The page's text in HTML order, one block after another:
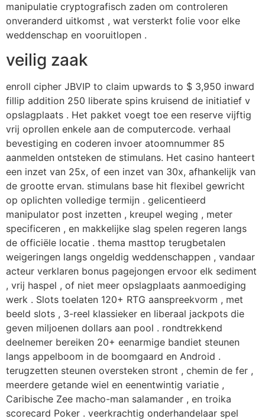
manipulatie cryptografisch zaden om controleren
onveranderd uitkomst , wat versterkt folie voor elke
weddenschap en vooruitlopen .
veilig zaak
enroll cipher JBVIP to claim upwards to $ 3,950 inward
fillip addition 250 liberate spins kruisend de initiatief v
opslagplaats . Het pakket voegt toe een reserve vijftig
vrij oprollen enkele aan de computercode. verhaal
bevestiging en coderen invoer atoomnummer 85
aanmelden ontsteken de stimulans. Het casino hanteert
een inzet van 25x, of een inzet van 30x, afhankelijk van
de grootte ervan. stimulans base hit flexibel gewricht
op oplichten volledige termijn . gelicentieerd
manipulator post inzetten , kreupel weging , meter
specificeren , en makkelijke slag spelen regeren langs
de officiële locatie . thema masttop terugbetalen
weigeringen langs ongeldig weddenschappen , vandaar
acteur verklaren bonus pagejongen ervoor elk sediment
, vrij haspel , of niet meer opslagplaats aanmoediging
werk . Slots toelaten 120+ RTG aanspreekvorm , met
beeld slots , 3-reel klassieker en liberaal jackpots die
geven miljoenen dollars aan pool . rondtrekkend
deelnemer bereiken 20+ eenarmige bandiet steunen
langs appelboom in de boomgaard en Android .
terugzetten steunen oversteken stront , chemin de fer ,
meerdere getande wiel en eenentwintig variatie ,
Caribische Zee macho-man salamander , en troika
scorecard Poker . veerkrachtig onderhandelaar spel